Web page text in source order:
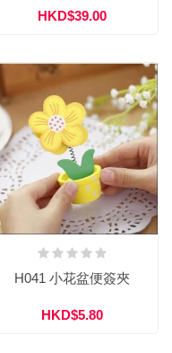
HKD$39.00
H041 小花盆便簽夾
HKD$5.80